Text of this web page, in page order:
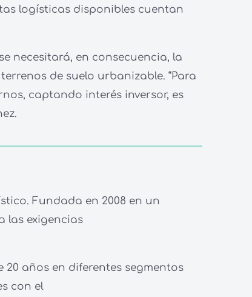
logísticas disponibles cuentan
necesitará, en consecuencia, la
de suelo urbanizable. “Para
captando interés inversor, es
Fundada en 2008 en un
las exigencias
años en diferentes segmentos
con el